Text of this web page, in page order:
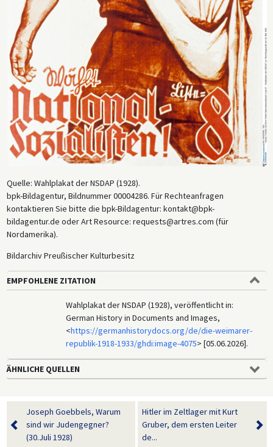
Quelle: Wahlplakat der NSDAP (1928).
bpk-Bildagentur, Bildnummer 00004286. Für Rechteanfragen
kontaktieren Sie bitte die bpk-Bildagentur: kontakt@bpk-
bildagentur.de oder Art Resource: requests@artres.com (für
Nordamerika).
Bildarchiv Preußischer Kulturbesitz
EMPFOHLENE ZITATION
Wahlplakat der NSDAP (1928), veröffentlicht in:
German History in Documents and Images,
<https://germanhistorydocs.org/de/die-weimarer-
republik-1918-1933/ghdi:image-4075> [05.06.2026].
ÄHNLICHE QUELLEN
Joseph Goebbels, Warum
sind wir Judengegner?
(30.Juli 1928)
Hitler im Zeltlager mit Kurt
Gruber, dem ersten Leiter
de...